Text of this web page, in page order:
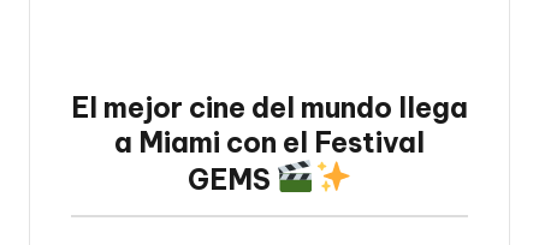
El mejor cine del mundo llega
a Miami con el Festival
GEMS